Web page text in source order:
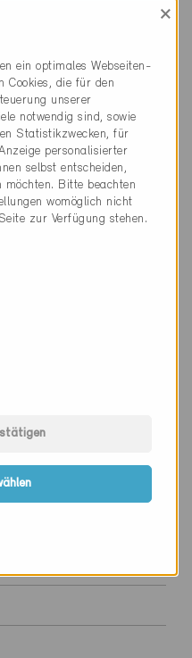
×
ein optimales Webseiten-
Cookies, die für den
unserer
notwendig sind, sowie
Statistikzwecken, für
personalisierter
selbst entscheiden,
möchten. Bitte beachten
womöglich nicht
zur Verfügung stehen.